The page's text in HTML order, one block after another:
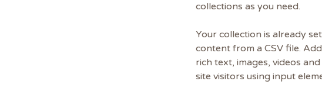
collections as you need.
Your collection is already
content from a CSV file.
rich text, images, videos
site visitors using input